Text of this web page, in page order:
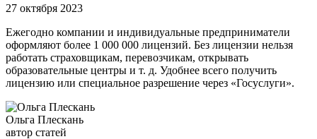
27 октября 2023
Ежегодно компании и индивидуальные предприниматели
оформляют более 1 000 000 лицензий. Без лицензии нельзя
работать страховщикам, перевозчикам, открывать
образовательные центры и т. д. Удобнее всего получить
лицензию или специальное разрешение через «Госуслуги».
Ольга Плескань
автор статей